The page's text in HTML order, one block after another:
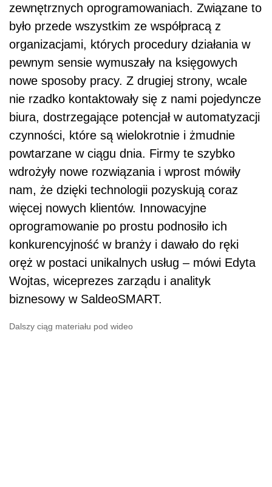
zewnętrznych oprogramowaniach. Związane to
było przede wszystkim ze współpracą z
organizacjami, których procedury działania w
pewnym sensie wymuszały na księgowych
nowe sposoby pracy. Z drugiej strony, wcale
nie rzadko kontaktowały się z nami pojedyncze
biura, dostrzegające potencjał w automatyzacji
czynności, które są wielokrotnie i żmudnie
powtarzane w ciągu dnia. Firmy te szybko
wdrożyły nowe rozwiązania i wprost mówiły
nam, że dzięki technologii pozyskują coraz
więcej nowych klientów. Innowacyjne
oprogramowanie po prostu podnosiło ich
konkurencyjność w branży i dawało do ręki
oręż w postaci unikalnych usług – mówi Edyta
Wojtas, wiceprezes zarządu i analityk
biznesowy w SaldeoSMART.
Dalszy ciąg materiału pod wideo